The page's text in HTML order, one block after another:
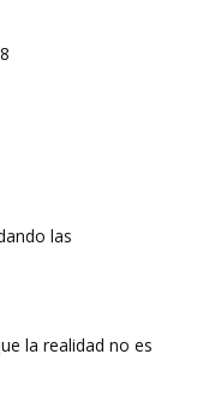
las
la realidad no es